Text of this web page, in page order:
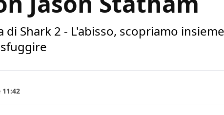
di Shark 2 - L'abisso, scopriamo